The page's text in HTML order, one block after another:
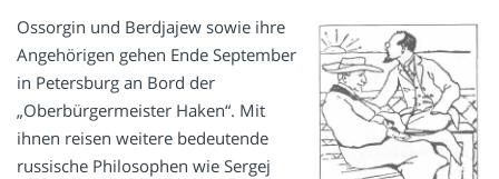
Ossorgin und Berdjajew sowie ihre
Angehörigen gehen Ende September
in Petersburg an Bord der
„Oberbürgermeister Haken“. Mit
ihnen reisen weitere bedeutende
russische Philosophen wie Sergej